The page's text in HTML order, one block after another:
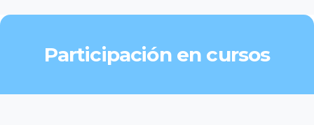
Participación en cursos